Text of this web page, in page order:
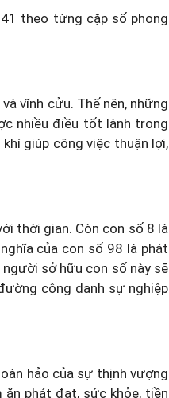
theo từng cặp số phong
vĩnh cửu. Thế nên, những
nhiều điều tốt lành trong
giúp công việc thuận lợi,
thời gian. Còn con số 8 là
của con số 98 là phát
sở hữu con số này sẽ
công danh sự nghiệp
hảo của sự thịnh vượng
ăn phát đạt, sức khỏe, tiền